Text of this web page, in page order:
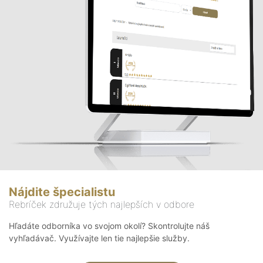
Nájdite špecialistu
Rebríček združuje tých najlepších v odbore
Hľadáte odborníka vo svojom okolí? Skontrolujte náš
vyhľadávač. Využívajte len tie najlepšie služby.